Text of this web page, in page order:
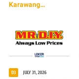
Karawang
D3 JULY 31, 2026